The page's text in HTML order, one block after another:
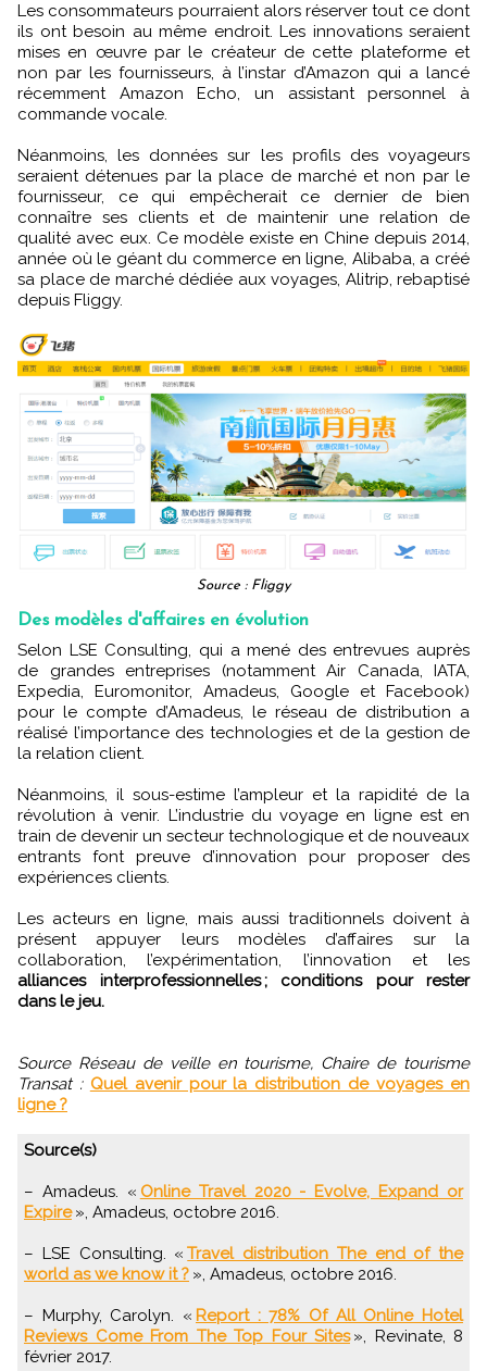
Les consommateurs pourraient alors réserver tout ce dont
ils ont besoin au même endroit. Les innovations seraient
mises en œuvre par le créateur de cette plateforme et
non par les fournisseurs, à l’instar d’Amazon qui a lancé
récemment Amazon Echo, un assistant personnel à
commande vocale.
Néanmoins, les données sur les profils des voyageurs
seraient détenues par la place de marché et non par le
fournisseur, ce qui empêcherait ce dernier de bien
connaître ses clients et de maintenir une relation de
qualité avec eux. Ce modèle existe en Chine depuis 2014,
année où le géant du commerce en ligne, Alibaba, a créé
sa place de marché dédiée aux voyages, Alitrip, rebaptisé
depuis Fliggy.
Source : Fliggy
Des modèles d'affaires en évolution
Selon LSE Consulting, qui a mené des entrevues auprès
de grandes entreprises (notamment Air Canada, IATA,
Expedia, Euromonitor, Amadeus, Google et Facebook)
pour le compte d’Amadeus, le réseau de distribution a
réalisé l’importance des technologies et de la gestion de
la relation client.
Néanmoins, il sous-estime l’ampleur et la rapidité de la
révolution à venir. L’industrie du voyage en ligne est en
train de devenir un secteur technologique et de nouveaux
entrants font preuve d’innovation pour proposer des
expériences clients.
Les acteurs en ligne, mais aussi traditionnels doivent à
présent appuyer leurs modèles d’affaires sur la
collaboration, l’expérimentation, l’innovation et les
alliances interprofessionnelles ; conditions pour rester
dans le jeu.
Source Réseau de veille en tourisme, Chaire de tourisme
Transat : Quel avenir pour la distribution de voyages en
ligne ?
Source(s)
– Amadeus. « Online Travel 2020 - Evolve, Expand or
Expire», Amadeus, octobre 2016.
– LSE Consulting. «Travel distribution The end of the
world as we know it ? », Amadeus, octobre 2016.
– Murphy, Carolyn. « Report : 78% Of All Online Hotel
Reviews Come From The Top Four Sites», Revinate, 8
février 2017.